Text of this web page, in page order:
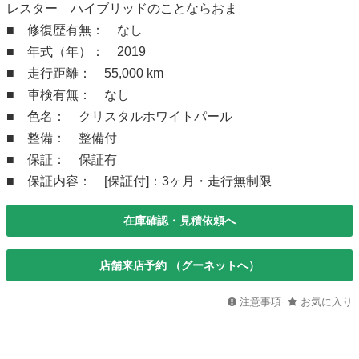
レスター ハイブリッドのことならおま
■ 修復歴有無： なし
■ 年式（年）： 2019
■ 走行距離： 55,000 km
■ 車検有無： なし
■ 色名： クリスタルホワイトパール
■ 整備： 整備付
■ 保証： 保証有
■ 保証内容： [保証付]：3ヶ月・走行無制限
在庫確認・見積依頼へ
店舗来店予約 （グーネットへ）
注意事項 お気に入り